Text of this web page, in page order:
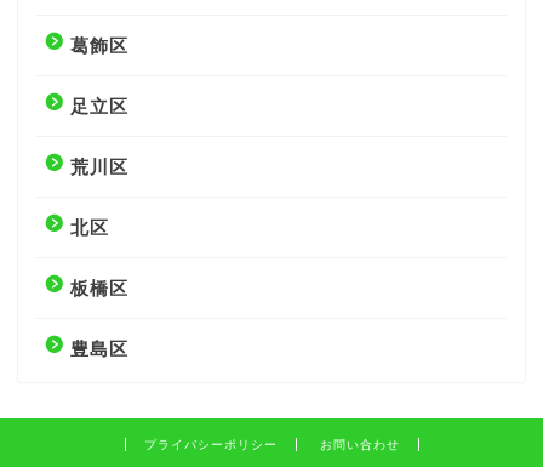
葛飾区
足立区
荒川区
北区
板橋区
豊島区
プライバシーポリシー お問い合わせ